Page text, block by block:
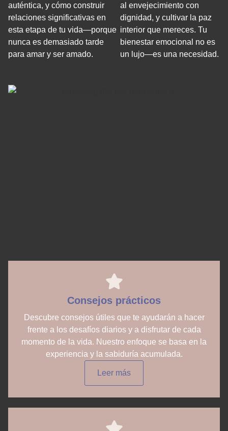
auténtica, y cómo construir
relaciones significativas en
esta etapa de tu vida—porque
nunca es demasiado tarde
para amar y ser amado.
al envejecimiento con
dignidad, y cultivar la paz
interior que mereces. Tu
bienestar emocional no es
un lujo—es una necesidad.
Consejos prácticos
Descubre consejos útiles que te ayudarán a hacer
frente a los desafíos diarios y a disfrutar de cada
momento de la vida. Nuestro enfoque se basa en la
experiencia y la sabiduría acumulada.
Leer más